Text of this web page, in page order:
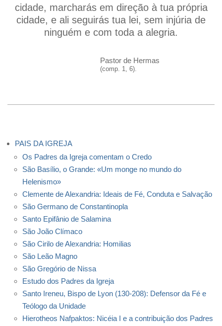
cidade, marcharás em direção à tua própria
cidade, e ali seguirás tua lei, sem injúria de
ninguém e com toda a alegria.
Pastor de Hermas
(comp. 1, 6).
PAIS DA IGREJA
Os Padres da Igreja comentam o Credo
São Basílio, o Grande: «Um monge no mundo do
Helenismo»
Clemente de Alexandria: Ideais de Fé, Conduta e Salvação
São Germano de Constantinopla
Santo Epifânio de Salamina
São João Clímaco
São Cirilo de Alexandria: Homilias
São Leão Magno
São Gregório de Nissa
Estudo dos Padres da Igreja
Santo Ireneu, Bispo de Lyon (130-208): Defensor da Fé e
Teólogo da Unidade
Hierotheos Nafpaktos: Nicéia I e a contribuição dos Padres